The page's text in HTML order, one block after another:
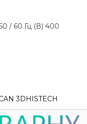
/ 60 Гц (В) 400
3DHISTECH